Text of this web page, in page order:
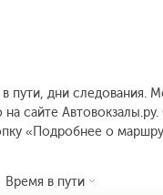
дни следования.
сайте
«Подробнее о
Время в пути